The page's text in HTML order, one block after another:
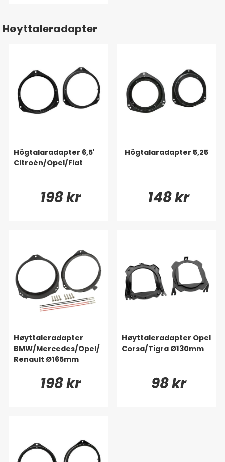
Høyttaleradapter
Högtalaradapter 6,5'
Citroén/Opel/Fiat
198 kr
Högtalaradapter 5,25
148 kr
Høyttaleradapter
BMW/Mercedes/Opel/
Renault Ø165mm
198 kr
Høyttaleradapter Opel
Corsa/Tigra Ø130mm
98 kr